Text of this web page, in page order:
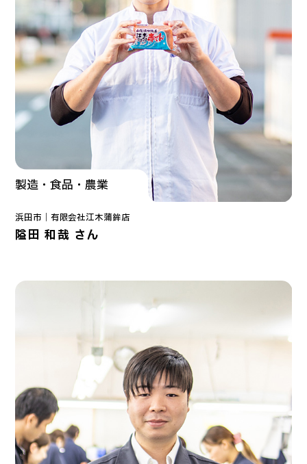
製造・食品・農業
浜田市｜ 有限会社江木蒲鉾店
隘田 和哉 さん